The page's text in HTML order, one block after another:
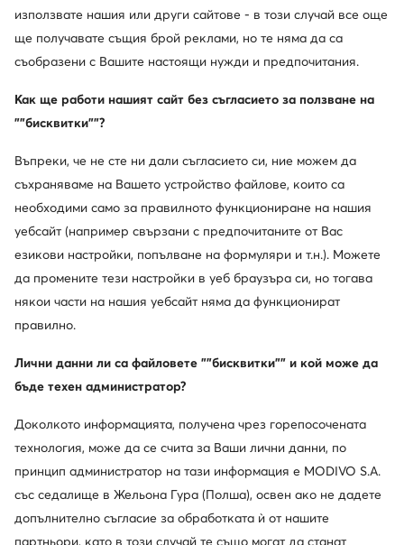
Geox
Pikolinos
Ботуши · Кафяв
171,79€
Lasocki
Ботуши · Кафяв
66,46€
използвате нашия или други сайтове - в този случай все още
ще получавате същия брой реклами, но те няма да са
съобразени с Вашите настоящи нужди и предпочитания.
Как ще работи нашият сайт без съгласието за ползване на
""бисквитки""?
Въпреки, че не сте ни дали съгласието си, ние можем да
съхраняваме на Вашето устройство файлове, които са
необходими само за правилното функциониране на нашия
уебсайт (например свързани с предпочитаните от Вас
езикови настройки, попълване на формуляри и т.н.). Можете
да промените тези настройки в уеб браузъра си, но тогава
някои части на нашия уебсайт няма да функционират
правилно.
Лични данни ли са файловете ""бисквитки"" и кой може да
бъде техен администратор?
Доколкото информацията, получена чрез горепосочената
технология, може да се счита за Ваши лични данни, по
принцип администратор на тази информация е MODIVO S.A.
със седалище в Жельона Гура (Полша), освен ако не дадете
допълнително съгласие за обработката ѝ от нашите
партньори, като в този случай те също могат да станат